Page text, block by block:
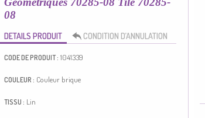
08
DETAILS PRODUIT CONDITION D’ANNULATION
CODE DE PRODUIT : 1041339
COULEUR : Couleur brique
TISSU : Lin